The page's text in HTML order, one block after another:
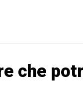
che